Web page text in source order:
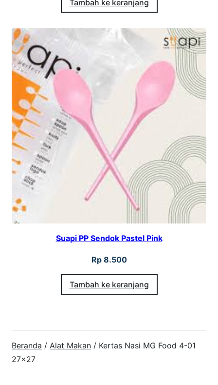
Tambah ke keranjang
Suapi PP Sendok Pastel Pink
Rp8.500
Tambah ke keranjang
Beranda / Alat Makan / Kertas Nasi MG Food 4-01
27×27